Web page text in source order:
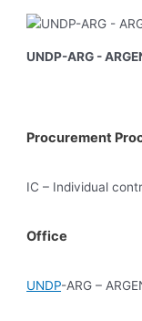
UNDP-ARG -
Procurement
IC – Individual
Office
UNDP-ARG –